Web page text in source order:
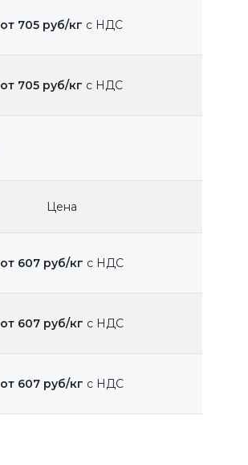
от 705 руб/кг с НДС
от 705 руб/кг с НДС
Цена
от 607 руб/кг с НДС
от 607 руб/кг с НДС
от 607 руб/кг с НДС